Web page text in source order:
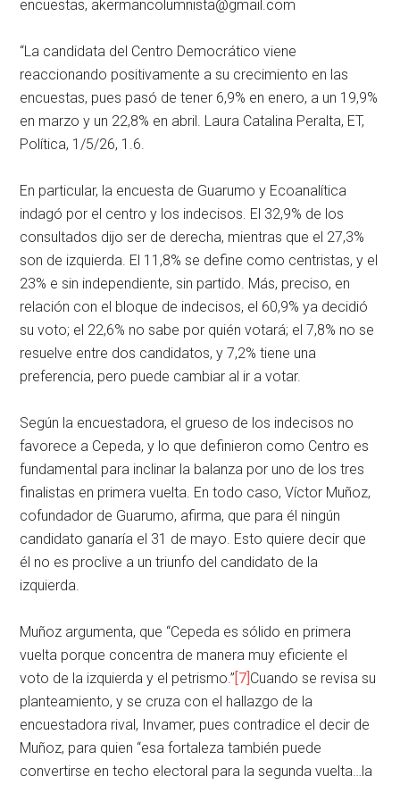
encuestas, akermancolumnista@gmail.com
“La candidata del Centro Democrático viene
reaccionando positivamente a su crecimiento en las
encuestas, pues pasó de tener 6,9% en enero, a un 19,9%
en marzo y un 22,8% en abril. Laura Catalina Peralta, ET,
Política, 1/5/26, 1.6.
En particular, la encuesta de Guarumo y Ecoanalítica
indagó por el centro y los indecisos. El 32,9% de los
consultados dijo ser de derecha, mientras que el 27,3%
son de izquierda. El 11,8% se define como centristas, y el
23% e sin independiente, sin partido. Más, preciso, en
relación con el bloque de indecisos, el 60,9% ya decidió
su voto; el 22,6% no sabe por quién votará; el 7,8% no se
resuelve entre dos candidatos, y 7,2% tiene una
preferencia, pero puede cambiar al ir a votar.
Según la encuestadora, el grueso de los indecisos no
favorece a Cepeda, y lo que definieron como Centro es
fundamental para inclinar la balanza por uno de los tres
finalistas en primera vuelta. En todo caso, Víctor Muñoz,
cofundador de Guarumo, afirma, que para él ningún
candidato ganaría el 31 de mayo. Esto quiere decir que
él no es proclive a un triunfo del candidato de la
izquierda.
Muñoz argumenta, que “Cepeda es sólido en primera
vuelta porque concentra de manera muy eficiente el
voto de la izquierda y el petrismo.”[7]Cuando se revisa su
planteamiento, y se cruza con el hallazgo de la
encuestadora rival, Invamer, pues contradice el decir de
Muñoz, para quien “esa fortaleza también puede
convertirse en techo electoral para la segunda vuelta…la